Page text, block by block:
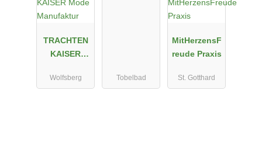
TRACHTEN
KAISER
Manufaktur
Wolfsberg Tobelbad
MitHerzensF
reude Praxis
St. Gotthard